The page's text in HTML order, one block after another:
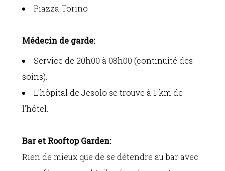
Piazza Torino
Médecin de garde:
Service de 20h00 à 08h00 (continuité des
soins).
L’hôpital de Jesolo se trouve à 1 km de
l’hôtel.
Bar et Rooftop Garden:
Rien de mieux que de se détendre au bar avec